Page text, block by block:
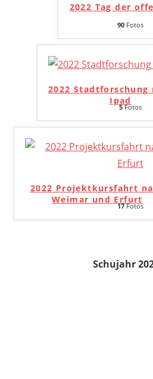
2022 Tag der
90 Fotos
2022 Stadtforschung
Ipad
5Fotos
2022 Projektkursfahrt
Weimar und Erfurt
17Fotos
Schujahr